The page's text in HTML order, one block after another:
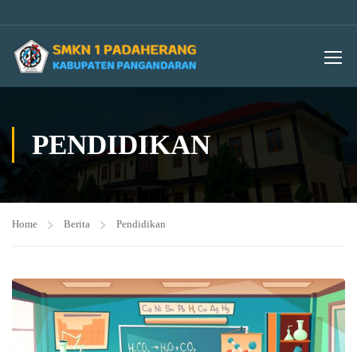
PENDIDIKAN
Home Berita Pendidikan